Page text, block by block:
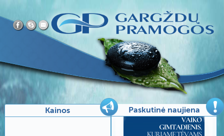
Kainos Paskutinė naujiena